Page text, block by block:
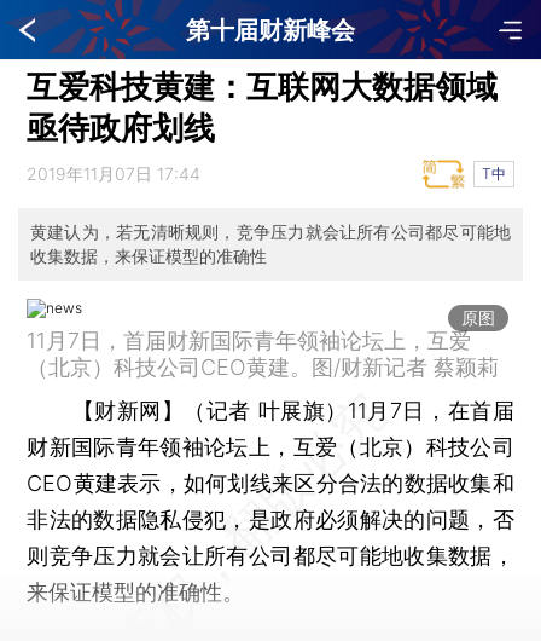
第十届财新峰会
互爱科技黄建：互联网大数据领域
亟待政府划线
2019年11月07日 17:44 T中
黄建认为，若无清晰规则，竞争压力就会让所有公司都尽可能地
收集数据，来保证模型的准确性
原图
11月7日，首届财新国际青年领袖论坛上，互爱
（北京）科技公司CEO黄建。图/财新记者 蔡颖莉
【财新网】（记者 叶展旗） 11月7日，在首届
财新国际青年领袖论坛上，互爱（北京）科技公司
CEO黄建表示，如何划线来区分合法的数据收集和
非法的数据隐私侵犯，是政府必须解决的问题，否
则竞争压力就会让所有公司都尽可能地收集数据，
来保证模型的准确性。